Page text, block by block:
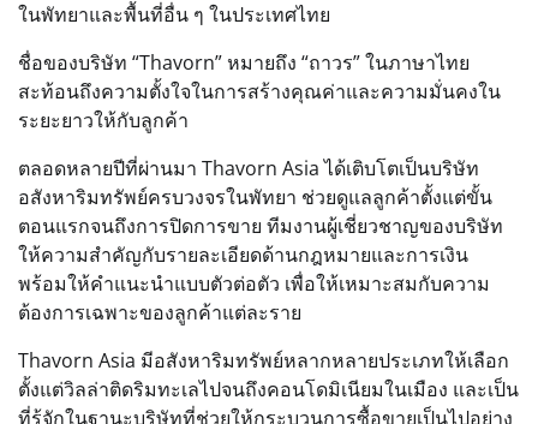
ในพัทยาและพื้นที่อื่น ๆ ในประเทศไทย
ชื่อของบริษัท “Thavorn” หมายถึง “ถาวร” ในภาษาไทย
สะท้อนถึงความตั้งใจในการสร้างคุณค่าและความมั่นคงใน
ระยะยาวให้กับลูกค้า
ตลอดหลายปีที่ผ่านมา Thavorn Asia ได้เติบโตเป็นบริษัท
อสังหาริมทรัพย์ครบวงจรในพัทยา ช่วยดูแลลูกค้าตั้งแต่ขั้น
ตอนแรกจนถึงการปิดการขาย ทีมงานผู้เชี่ยวชาญของบริษัท
ให้ความสำคัญกับรายละเอียดด้านกฎหมายและการเงิน
พร้อมให้คำแนะนำแบบตัวต่อตัว เพื่อให้เหมาะสมกับความ
ต้องการเฉพาะของลูกค้าแต่ละราย
Thavorn Asia มีอสังหาริมทรัพย์หลากหลายประเภทให้เลือก
ตั้งแต่วิลล่าติดริมทะเลไปจนถึงคอนโดมิเนียมในเมือง และเป็น
ที่รู้จักในฐานะบริษัทที่ช่วยให้กระบวนการซื้อขายเป็นไปอย่าง